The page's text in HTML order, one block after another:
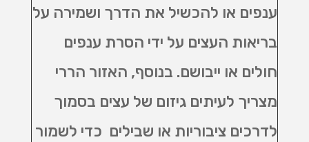
ענפים או להכשיל את הדרך ושמירה על
בריאות העצים על ידי הסרת ענפים
חולים או ייבושם. בנוסף, האזור הררי
מצריך לעיתים גיזום של עצים בסמוך
לדרכים ציבוריות או שבילים כדי לשמור